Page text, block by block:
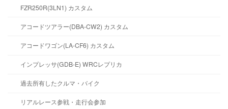
FZR250R(3LN1) カスタム
アコードツアラー(DBA-CW2) カスタム
アコードワゴン(LA-CF6) カスタム
インプレッサ(GDB-E) WRCレプリカ
過去所有したクルマ・バイク
リアルレース参戦・走行会参加